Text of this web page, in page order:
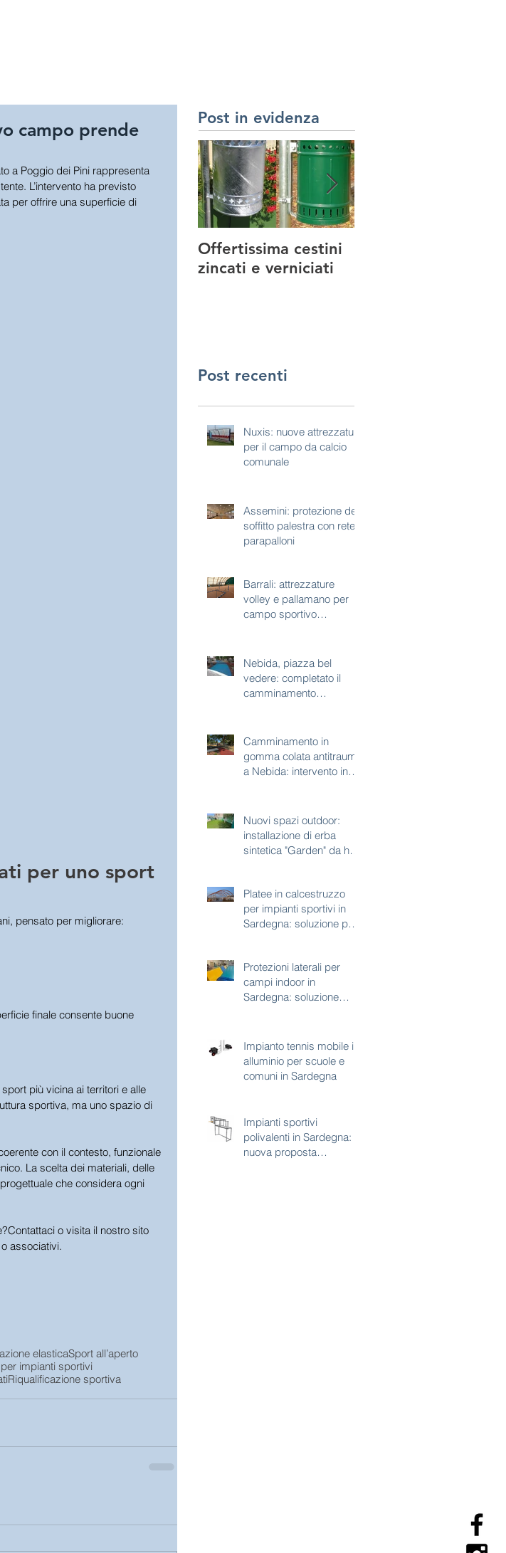
campo prende
a Poggio dei Pini rappresenta
L’intervento ha previsto
per offrire una superficie di
per uno sport
pensato per migliorare:
finale consente buone
più vicina ai territori e alle
sportiva, ma uno spazio di
con il contesto, funzionale
La scelta dei materiali, delle
che considera ogni
o visita il nostro sito
associativi.
elasticaSport all’aperto
impianti sportivi
Riqualificazione sportiva
Post in evidenza
Offertissima cestini
zincati e verniciati
Post recenti
Nuxis: nuove attrezzature
per il campo da calcio
comunale
Assemini: protezione del
soffitto palestra con rete
parapalloni
Barrali: attrezzature
volley e pallamano per
campo sportivo
Nebida, piazza bel
vedere: completato il
camminamento
Camminamento in
gomma colata antitrauma
a Nebida: intervento in
Nuovi spazi outdoor:
installazione di erba
sintetica "Garden" da h35
Platee in calcestruzzo
per impianti sportivi in
Sardegna: soluzione per
Protezioni laterali per
campi indoor in
Sardegna: soluzione
Impianto tennis mobile in
alluminio per scuole e
comuni in Sardegna
Impianti sportivi
polivalenti in Sardegna:
nuova proposta